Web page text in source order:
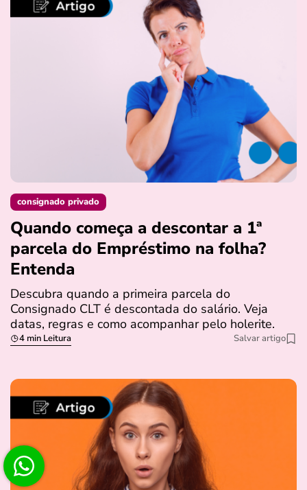
consignado privado
Quando começa a descontar a 1ª
parcela do Empréstimo na folha?
Entenda
Descubra quando a primeira parcela do
Consignado CLT é descontada do salário. Veja
datas, regras e como acompanhar pelo holerite.
4 min Leitura Salvar artigo